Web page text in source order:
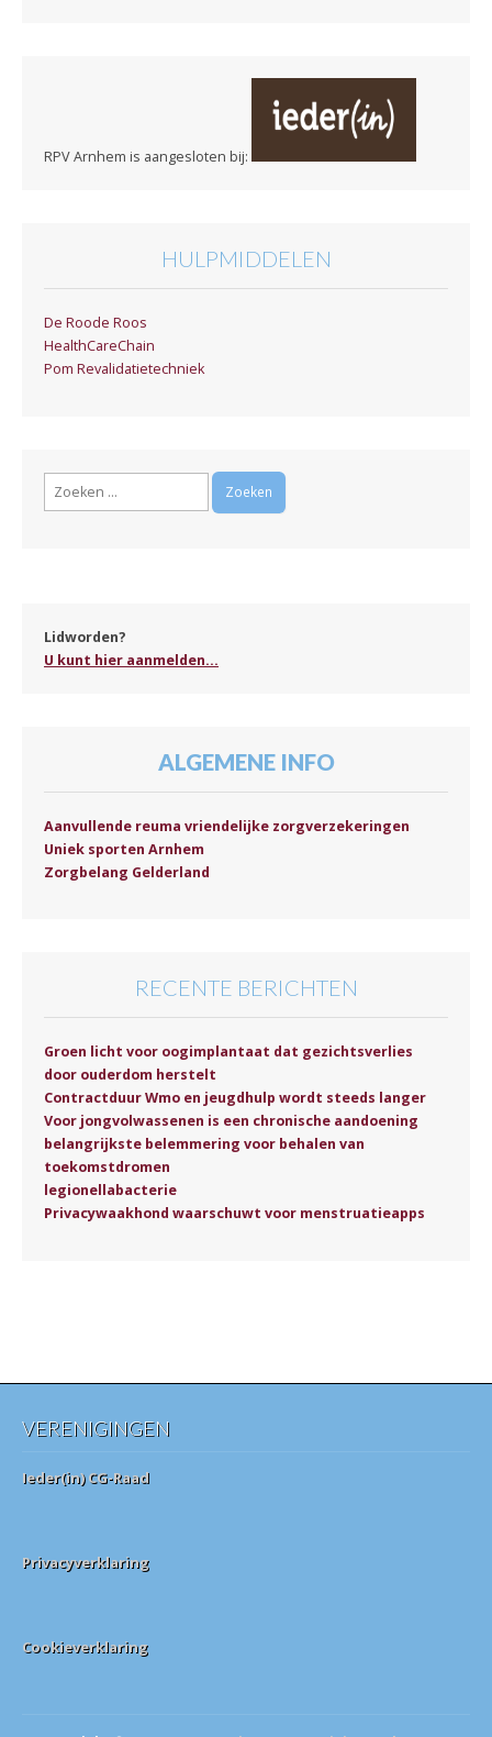
RPV Arnhem is aangesloten bij:
HULPMIDDELEN
De Roode Roos
HealthCareChain
Pom Revalidatietechniek
Zoeken
Lidworden?
U kunt hier aanmelden...
ALGEMENE INFO
Aanvullende reuma vriendelijke zorgverzekeringen
Uniek sporten Arnhem
Zorgbelang Gelderland
RECENTE BERICHTEN
Groen licht voor oogimplantaat dat gezichtsverlies
door ouderdom herstelt
Contractduur Wmo en jeugdhulp wordt steeds langer
Voor jongvolwassenen is een chronische aandoening
belangrijkste belemmering voor behalen van
toekomstdromen
legionellabacterie
Privacywaakhond waarschuwt voor menstruatieapps
VERENIGINGEN
Ieder(in) CG-Raad
Privacyverklaring
Cookieverklaring